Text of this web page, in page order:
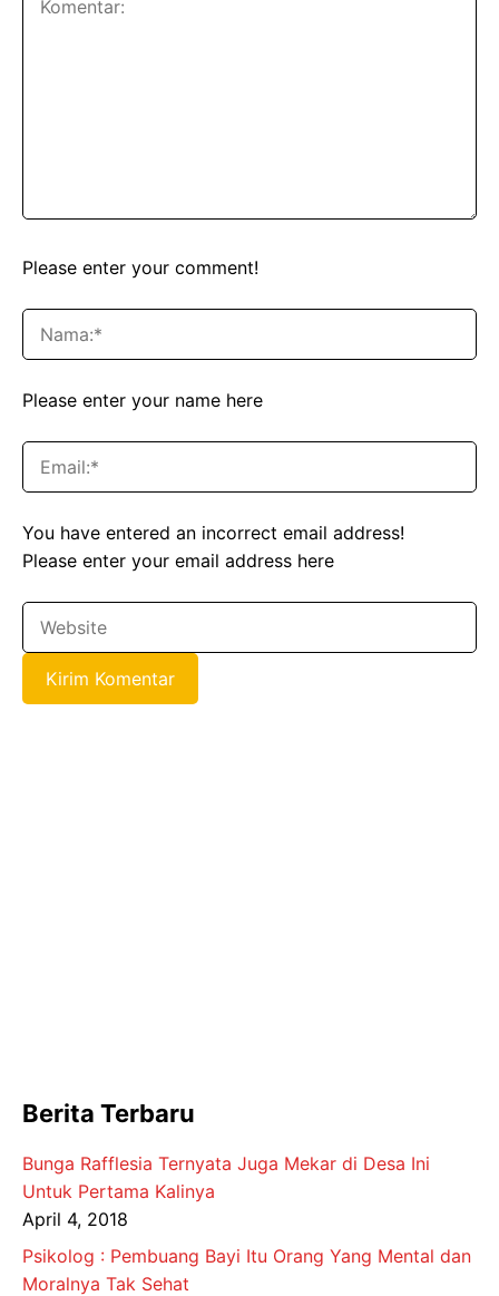
Please enter your comment!
Please enter your name here
You have entered an incorrect email address!
Please enter your email address here
Berita Terbaru
Bunga Rafflesia Ternyata Juga Mekar di Desa Ini
Untuk Pertama Kalinya
April 4, 2018
Psikolog : Pembuang Bayi Itu Orang Yang Mental dan
Moralnya Tak Sehat